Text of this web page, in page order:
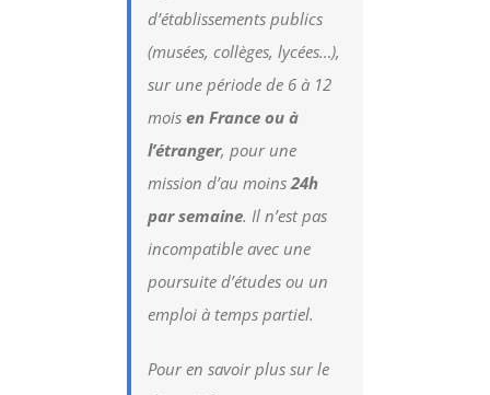
d’établissements publics
(musées, collèges, lycées…),
sur une période de 6 à 12
moisen France ou à
l’étranger, pour une
mission d’au moins24h
par semaine. Il n’est pas
incompatible avec une
poursuite d’études ou un
emploi à temps partiel.
Pour en savoir plus sur le